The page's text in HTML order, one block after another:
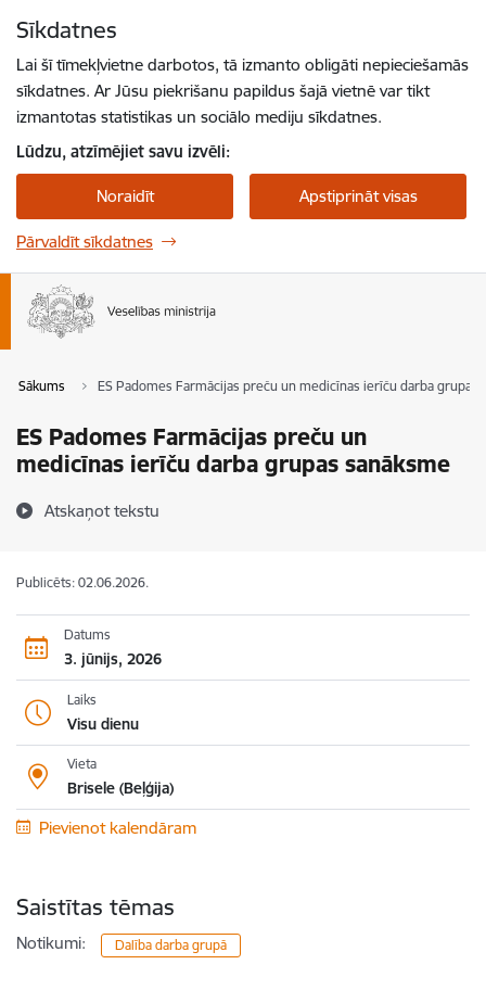
Sīkdatnes
Lai šī tīmekļvietne darbotos, tā izmanto obligāti nepieciešamās
sīkdatnes. Ar Jūsu piekrišanu papildus šajā vietnē var tikt
izmantotas statistikas un sociālo mediju sīkdatnes.
Lūdzu, atzīmējiet savu izvēli:
Noraidīt Apstiprināt visas
Pārvaldīt sīkdatnes
Sākums ES Padomes Farmācijas preču un medicīnas ierīču darba grupas
ES Padomes Farmācijas preču un
medicīnas ierīču darba grupas sanāksme
Atskaņot tekstu
Publicēts: 02.06.2026.
Datums
3. jūnijs, 2026
Laiks
Visu dienu
Vieta
Brisele (Beļģija)
Pievienot kalendāram
Saistītas tēmas
Notikumi: Dalība darba grupā